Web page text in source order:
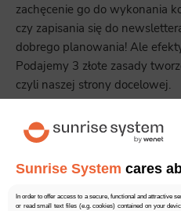
Sunrise System cares
In order to offer access to a secure, functional and attractive
or read small text files (e.g. cookies) contained on your
zachęcenie go do wykonania
czy zapisania się do
dobrego planowania! Ale
Podajemy 3 złote zasady
czyli naszej strony docelowej.
Czytaj więcej